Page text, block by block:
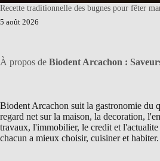
Recette traditionnelle des bugnes pour fêter
5 août 2026
À propos de Biodent Arcachon :
Biodent Arcachon suit la gastronomie du
regard net sur la maison, la decoration,
travaux, l'immobilier, le credit et
chacun a mieux choisir, cuisiner et habiter.